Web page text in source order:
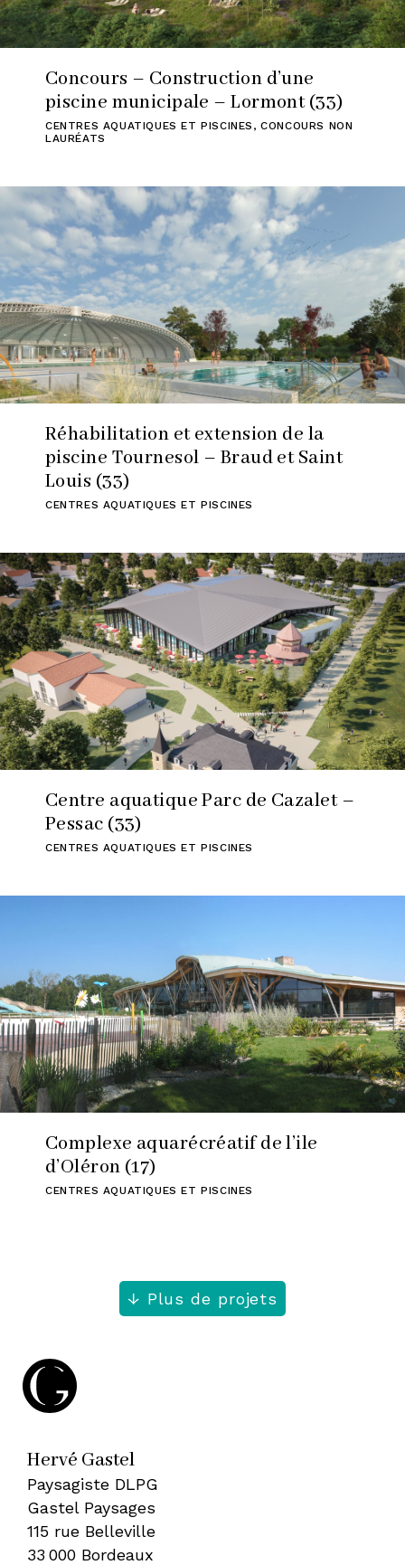
Concours – Construction d’une
piscine municipale – Lormont (33)
CENTRES AQUATIQUES ET PISCINES ,CONCOURS NON
LAURÉATS
Réhabilitation et extension de la
piscine Tournesol – Braud et Saint
Louis (33)
CENTRES AQUATIQUES ET PISCINES
Centre aquatique Parc de Cazalet –
Pessac (33)
CENTRES AQUATIQUES ET PISCINES
Complexe aquarécréatif de l’ile
d’Oléron (17)
CENTRES AQUATIQUES ET PISCINES
Plus de projets
Hervé Gastel
Paysagiste DLPG
Gastel Paysages
115 rue Belleville
33 000 Bordeaux